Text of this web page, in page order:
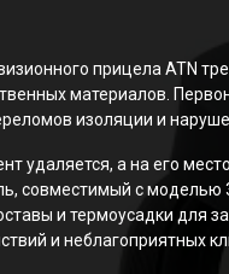
прицела ATN
материалов.
изоляции и
удаляется, а на его
совместимый с
и термоусадки для
и неблагоприятных